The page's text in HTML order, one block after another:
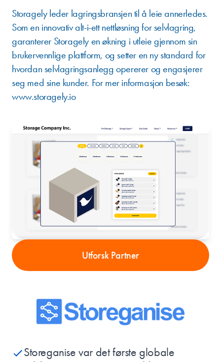
Storagely leder lagringsbransjen til å leie annerledes.
Som en innovativ alt-i-ett nettløsning for selvlagring,
garanterer Storagely en økning i utleie gjennom sin
brukervennlige plattform, og setter en ny standard for
hvordan selvlagringsanlegg opererer og engasjerer
seg med sine kunder. For mer informasjon besøk:
www.storagely.io
Utforsk Partner
Storeganise var det første globale